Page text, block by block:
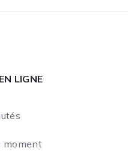
LIGNE
moment